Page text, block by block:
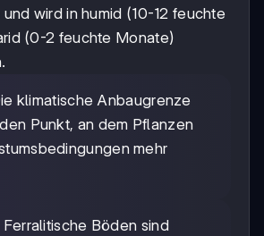
wird in humid (10-12 feuchte
(0-2 feuchte Monate)
klimatische Anbaugrenze
Punkt, an dem Pflanzen
mehr
Ferralitische Böden sind